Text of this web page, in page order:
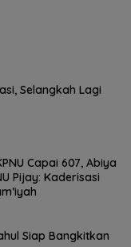
Selangkah Lagi
Capai 607, Abiya
Pijay: Kaderisasi
Siap Bangkitkan